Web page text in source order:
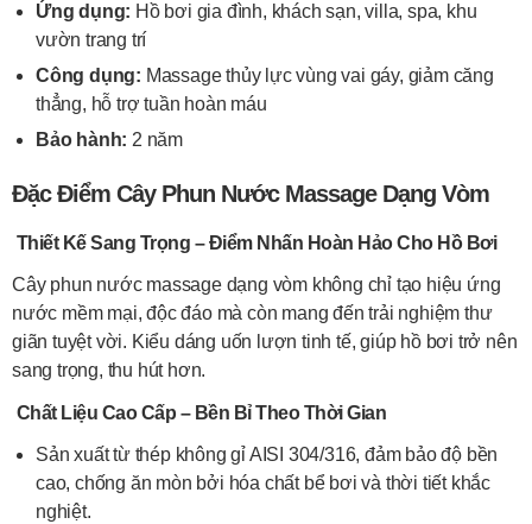
Ứng dụng: Hồ bơi gia đình, khách sạn, villa, spa, khu
vườn trang trí
Công dụng: Massage thủy lực vùng vai gáy, giảm căng
thẳng, hỗ trợ tuần hoàn máu
Bảo hành: 2 năm
Đặc Điểm Cây Phun Nước Massage Dạng Vòm
Thiết Kế Sang Trọng – Điểm Nhấn Hoàn Hảo Cho Hồ Bơi
Cây phun nước massage dạng vòm không chỉ tạo hiệu ứng
nước mềm mại, độc đáo mà còn mang đến trải nghiệm thư
giãn tuyệt vời. Kiểu dáng uốn lượn tinh tế, giúp hồ bơi trở nên
sang trọng, thu hút hơn.
Chất Liệu Cao Cấp – Bền Bỉ Theo Thời Gian
Sản xuất từ thép không gỉ AISI 304/316, đảm bảo độ bền
cao, chống ăn mòn bởi hóa chất bể bơi và thời tiết khắc
nghiệt.